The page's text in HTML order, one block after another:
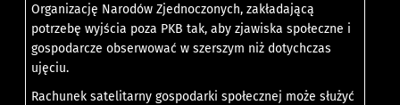
Organizację Narodów Zjednoczonych, zakładającą
potrzebę wyjścia poza PKB tak, aby zjawiska społeczne i
gospodarcze obserwować w szerszym niż dotychczas
ujęciu.
Rachunek satelitarny gospodarki społecznej może służyć